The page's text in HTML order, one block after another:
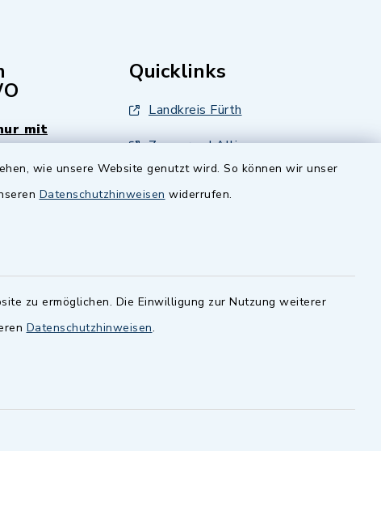
wie unsere Website genutzt wird. So können wir unser
Datenschutzhinweisen widerrufen.
zu ermöglichen. Die Einwilligung zur Nutzung weiterer
Datenschutzhinweisen.
mit
.
Quicklinks
Landkreis Fürth
Zenngrund Allianz